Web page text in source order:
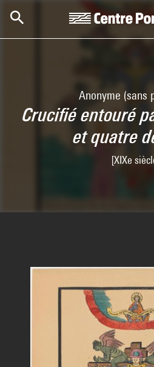
Anonyme (sans
Crucifié entouré
et quatre
[XIXe